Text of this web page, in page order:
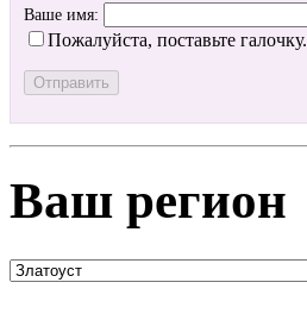
Ваше имя:
Пожалуйста, поставьте галочку.
Ваш регион